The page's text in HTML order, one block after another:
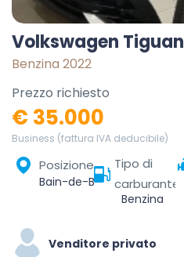
Volkswagen Tiguan
Benzina 2022
Prezzo richiesto
€ 35.000
Business (fattura IVA deducibile)
Posizione
Bain-de-Bretagne, Redon, Ille-et-Vilaine, Bretagne, France métropolitaine, 35470, France
Tipo di
carburante
Benzina
Venditore privato